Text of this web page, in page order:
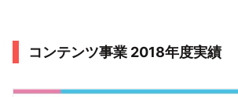
コンテンツ事業 2018年度実績